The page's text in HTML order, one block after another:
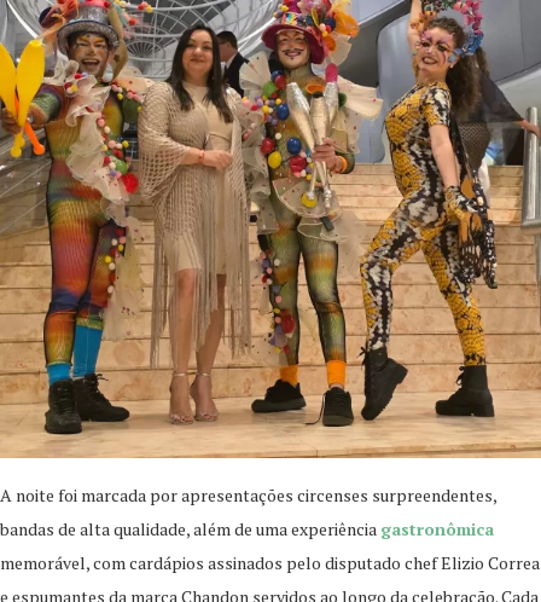
A noite foi marcada por apresentações circenses surpreendentes,
bandas de alta qualidade, além de uma experiência gastronômica
memorável, com cardápios assinados pelo disputado chef Elizio Correa
e espumantes da marca Chandon servidos ao longo da celebração. Cada